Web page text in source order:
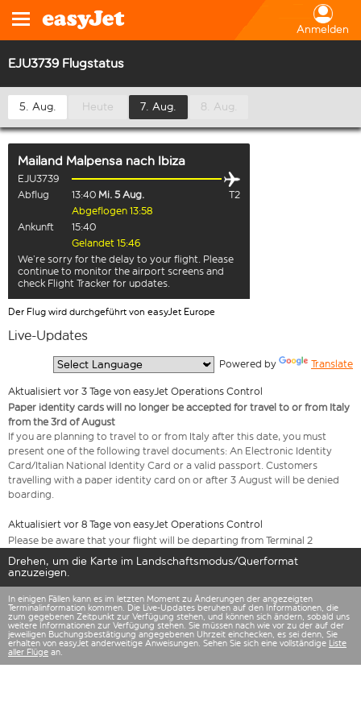
Anmelden
EJU3739 Flugstatus
5. Aug. Heute 7. Aug. 8. Aug.
Mailand Malpensa nach Ibiza
EJU3739
Abflug
13:40 Mi. 5 Aug.
T2
Abgeflogen 13:58
Ankunft
15:40
Gelandet 15:46
We’re sorry for the delay to your flight. Please
continue to monitor the airport screens and
check Flight Tracker for updates.
Der Flug wird durchgeführt von easyJet Europe
Live-Updates
Powered by Translate
Aktualisiert vor 3 Tage von easyJet Operations Control
Paper identity cards will no longer be accepted for travel to or from Italy
from the 3rd of August
If you are planning to travel to or from Italy after this date, you must
present one of the following travel documents: An Electronic Identity
Card/Italian National Identity Card or a valid passport. Customers
travelling with a paper identity card on or after 3 August will be denied
boarding.
Aktualisiert vor 8 Tage von easyJet Operations Control
Please be aware that your flight will be departing from Terminal 2
Drehen, um die Karte im Landschaftsmodus/Querformat
anzuzeigen.
In einigen Fällen kann es im letzten Moment zu Änderungen der angezeigten
Terminalinformation kommen. Die Live-Updates beruhen auf den Informationen, die
zum gegebenen Zeitpunkt zur Verfügung stehen, und können sich ändern, sobald uns
weitere Informationen zur Verfügung stehen. Sie müssen nach wie vor zu der auf der
jeweiligen Buchungsbestätigung angegebenen Uhrzeit einchecken, es sei denn, Sie
erhalten von easyJet anderweitige Anweisungen. Sehen Sie sich eine vollständige Liste
aller Flüge an.